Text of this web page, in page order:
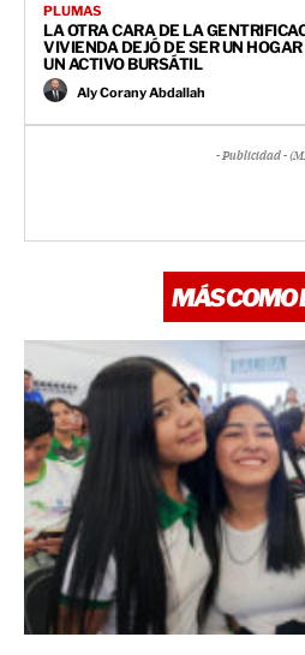
PLUMAS
LA OTRA CARA DE LA
VIVIENDA DEJÓ DE SER UN
UN ACTIVO BURSÁTIL
Aly Corany Abdallah
- Publicidad -
MÁS COMO